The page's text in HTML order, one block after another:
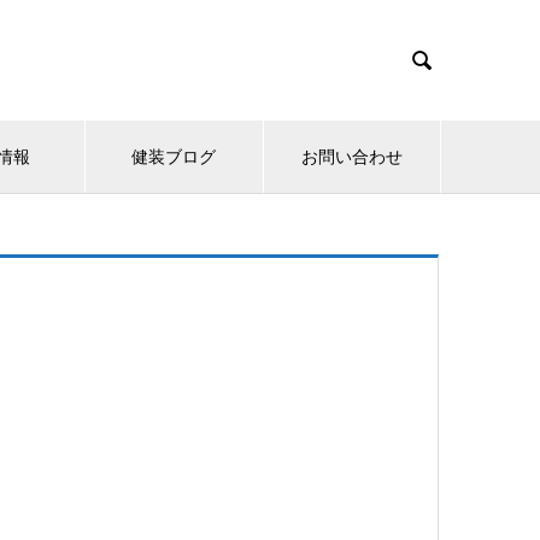

報 健装ブログ お問い合わせ